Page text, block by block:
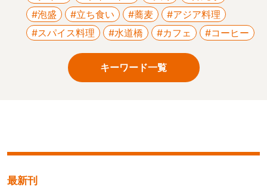
#泡盛
#立ち食い #蕎麦
#アジア料理
#スパイス料理
#水道橋 #カフェ #コーヒー
キーワード一覧
最新刊